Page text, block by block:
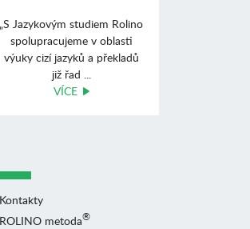
„S Jazykovým studiem Rolino
spolupracujeme v oblasti
výuky cizí jazyků a překladů
již řad ...
VÍCE
Kontakty
ROLINO metoda®